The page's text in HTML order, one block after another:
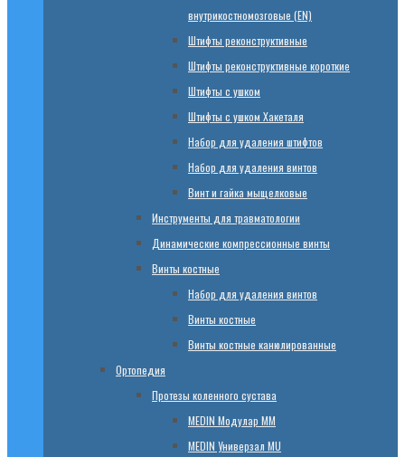
внутрикостномозговые (EN)
Штифты реконструктивные
Штифты реконструктивные короткие
Штифты с ушком
Штифты с ушком Хакеталя
Набор для удаления штифтов
Набор для удаления винтов
Винт и гайка мыщелковые
Инструменты для травматологии
Динамические компрессионные винты
Винты костные
Набор для удаления винтов
Винты костные
Винты костные канюлированные
Ортопедия
Протезы коленного сустава
МЕDIN Модулар ММ
МЕDIN Универзал MU